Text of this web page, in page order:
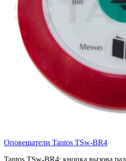
Оповещатели Tantos TSw-BR4